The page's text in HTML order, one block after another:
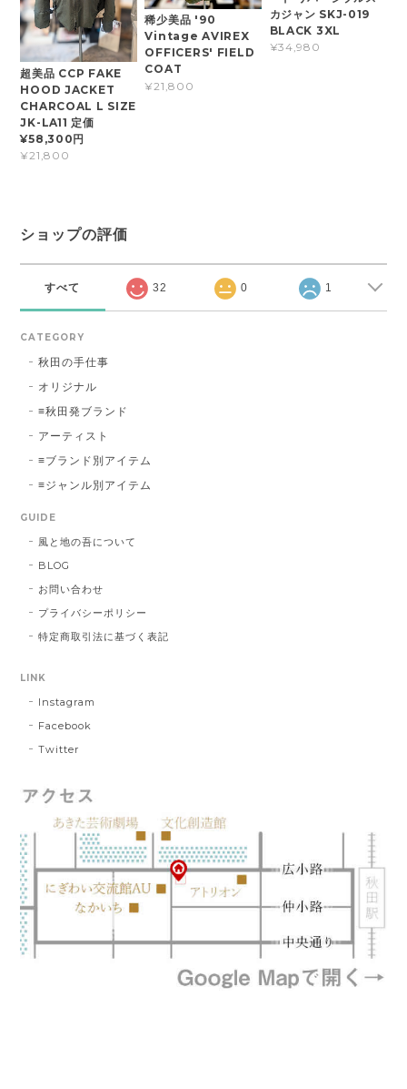
超美品 CCP FAKE
HOOD JACKET
CHARCOAL L SIZE
JK-LA11 定価
¥58,300円
¥21,800
稀少美品 '90
Vintage AVIREX
OFFICERS' FIELD
COAT
¥21,800
カジャン SKJ-019
BLACK 3XL
¥34,980
ショップの評価
すべて 32 0 1
CATEGORY
秋田の手仕事
オリジナル
≡秋田発ブランド
アーティスト
≡ブランド別アイテム
≡ジャンル別アイテム
GUIDE
風と地の吾について
BLOG
お問い合わせ
プライバシーポリシー
特定商取引法に基づく表記
LINK
Instagram
Facebook
Twitter